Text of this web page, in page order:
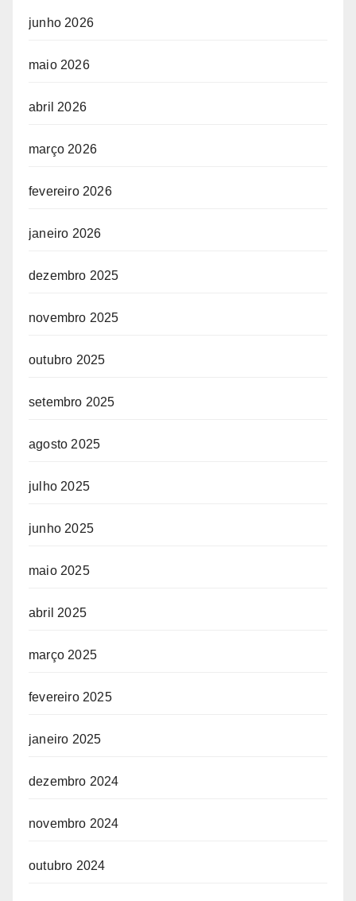
junho 2026
maio 2026
abril 2026
março 2026
fevereiro 2026
janeiro 2026
dezembro 2025
novembro 2025
outubro 2025
setembro 2025
agosto 2025
julho 2025
junho 2025
maio 2025
abril 2025
março 2025
fevereiro 2025
janeiro 2025
dezembro 2024
novembro 2024
outubro 2024